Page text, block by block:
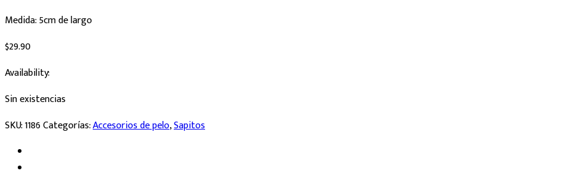
Medida: 5cm de largo
$29.90
Availability:
Sin existencias
SKU:1186Categorías:Accesorios de pelo,Sapitos